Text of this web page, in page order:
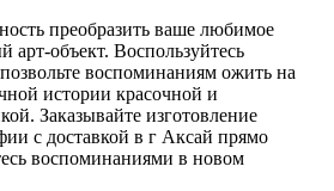
преобразить ваше любимое
арт-объект. Воспользуйтесь
воспоминаниям ожить на
истории красочной и
Заказывайте изготовление
с доставкой в г Аксай прямо
воспоминаниями в новом